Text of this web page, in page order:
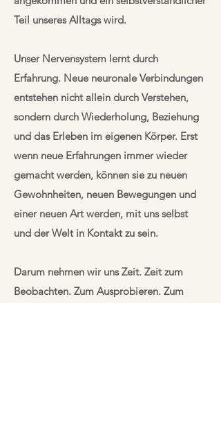
Teil unseres Alltags wird.
Unser Nervensystem lernt durch
Erfahrung. Neue neuronale Verbindungen
entstehen nicht allein durch Verstehen,
sondern durch Wiederholung, Beziehung
und das Erleben im eigenen Körper. Erst
wenn neue Erfahrungen immer wieder
gemacht werden, können sie zu neuen
Gewohnheiten, neuen Bewegungen und
einer neuen Art werden, mit uns selbst
und der Welt in Kontakt zu sein.
Darum nehmen wir uns Zeit. Zeit zum
Beobachten. Zum Ausprobieren. Zum